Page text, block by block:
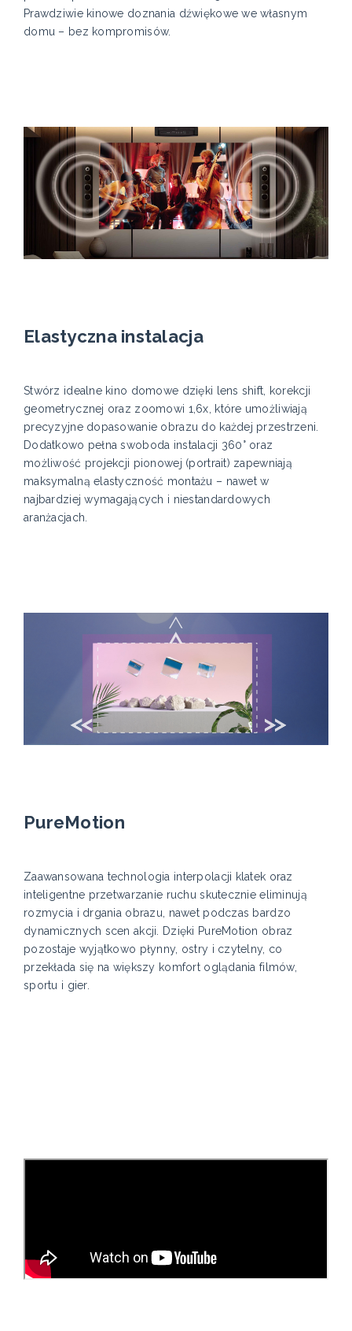
Prawdziwie kinowe doznania dźwiękowe we własnym
domu – bez kompromisów.
Elastyczna instalacja
Stwórz idealne kino domowe dzięki lens shift, korekcji
geometrycznej oraz zoomowi 1,6x, które umożliwiają
precyzyjne dopasowanie obrazu do każdej przestrzeni.
Dodatkowo pełna swoboda instalacji 360° oraz
możliwość projekcji pionowej (portrait) zapewniają
maksymalną elastyczność montażu – nawet w
najbardziej wymagających i niestandardowych
aranżacjach.
PureMotion
Zaawansowana technologia interpolacji klatek oraz
inteligentne przetwarzanie ruchu skutecznie eliminują
rozmycia i drgania obrazu, nawet podczas bardzo
dynamicznych scen akcji. Dzięki PureMotion obraz
pozostaje wyjątkowo płynny, ostry i czytelny, co
przekłada się na większy komfort oglądania filmów,
sportu i gier.